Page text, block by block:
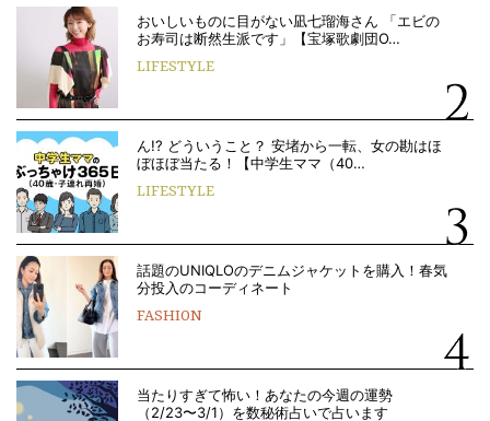
おいしいものに目がない凪七瑠海さん 「エビの
お寿司は断然生派です」【宝塚歌劇団O…
LIFESTYLE
ん!? どういうこと？ 安堵から一転、女の勘はほ
ぼほぼ当たる！【中学生ママ（40…
LIFESTYLE
話題のUNIQLOのデニムジャケットを購入！春気
分投入のコーディネート
FASHION
当たりすぎて怖い！あなたの今週の運勢
（2/23〜3/1）を数秘術占いで占います